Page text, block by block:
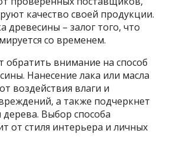
качество своей продукции.
древесины – залог того, что
со временем.
обратить внимание на способ
Нанесение лака или масла
воздействия влаги и
а также подчеркнет
дерева. Выбор способа
от стиля интерьера и личных